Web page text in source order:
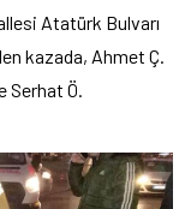
Atatürk Bulvarı
kazada, Ahmet Ç.
Ö.